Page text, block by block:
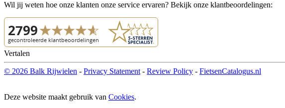
Wil jij weten hoe onze klanten onze service ervaren? Bekijk onze klantbeoordelingen:
Vertalen
© 2026 Balk Rijwielen - Privacy Statement - Review Policy - FietsenCatalogus.nl
Deze website maakt gebruik van Cookies.